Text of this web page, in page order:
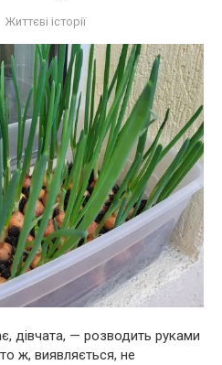
Життєві історії
дівчата, — розводить руками
ж, виявляється, не